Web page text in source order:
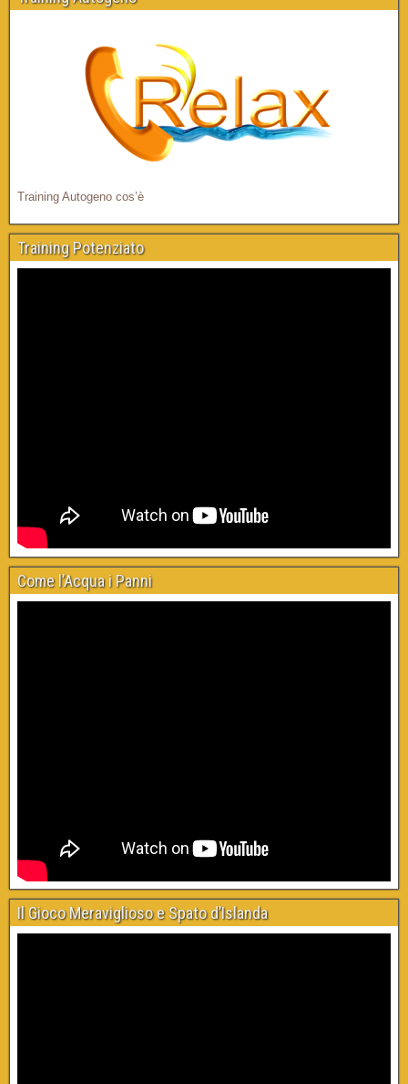
Training Autogeno cos’è
Training Potenziato
Come l’Acqua i Panni
Il Gioco Meraviglioso e Spato d’Islanda